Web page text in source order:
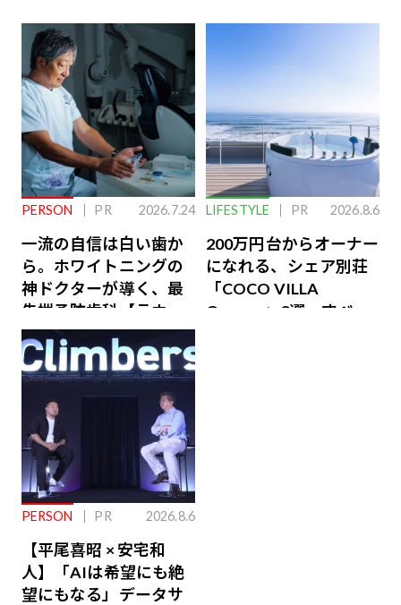
PERSON PR 2026.7.24
一流の自信は白い歯か
ら。ホワイトニングの
神ドクターが導く、最
先端予防歯科【ラウン
ジ会員特典あり】
LIFESTYLE PR 2026.8.6
200万円台からオーナー
になれる、シェア別荘
「COCO VILLA
Owners」3選。すべて
PERSON PR 2026.8.6
【平尾喜昭 × 安宅和
人】「AIは希望にも絶
望にもなる」データサ